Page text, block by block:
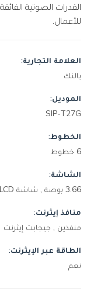
القدرات الصوتية
للأعمال.
العلامة التجارية:
يالنك
الموديل:
SIP-T27G
الخطوط:
6 خطوط
الشاشة:
3.66 بوصة , شاشة LCD رسومية , مع إضاءة خلفية
منافذ إيثرنت:
منفذين , جيجابت إيثرنت
الطاقة عبر الإيثرنت:
نعم